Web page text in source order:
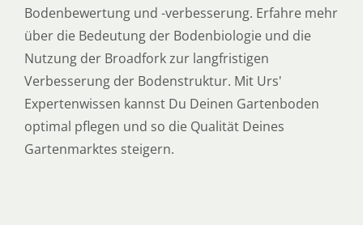
Bodenbewertung und -verbesserung. Erfahre mehr
über die Bedeutung der Bodenbiologie und die
Nutzung der Broadfork zur langfristigen
Verbesserung der Bodenstruktur. Mit Urs'
Expertenwissen kannst Du Deinen Gartenboden
optimal pflegen und so die Qualität Deines
Gartenmarktes steigern.